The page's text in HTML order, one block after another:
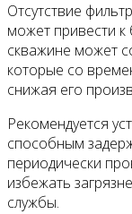
Отсутствие
может привести к
скважине может
которые со
снижая его
Рекомендуется
способным
периодически
избежать
службы.